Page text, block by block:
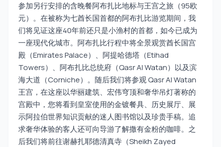
参加另行安排的含晚餐阿布扎比地标与王宫之旅（95欧
元）。在被称为七酋长国首都的阿布扎比游览期间，我
们将见证这座40年前还只是小渔村的首都，如今已成为
一座现代化城市。阿布扎比行程中将全景观赏酋长国宫
殿（Emirates Palace）、阿提哈德塔（Etihad
Towers）、阿布扎比总统府（Qasr Al Watan）以及滨
海大道（Corniche）。随后我们将参观 Qasr Al Watan
王宫，在这座以华丽建筑、宏伟穹顶和奢华吊灯著称的
宫殿中，您将看到皇室使用的金镀餐具、历史展厅、展
示阿拉伯世界知识贡献的迷人图书馆以及珍贵手稿。追
求奢华体验的客人还可向导游了解撒有金粉的咖啡。之
后我们将前往谢赫扎耶德清真寺（Sheikh Zayed